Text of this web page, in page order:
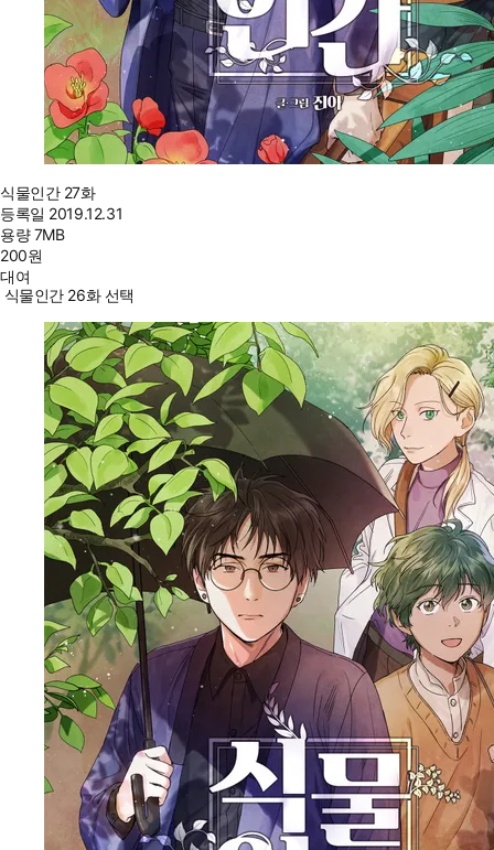
식물인간 27화
등록일 2019.12.31
용량7MB
200원
대여
식물인간 26화 선택